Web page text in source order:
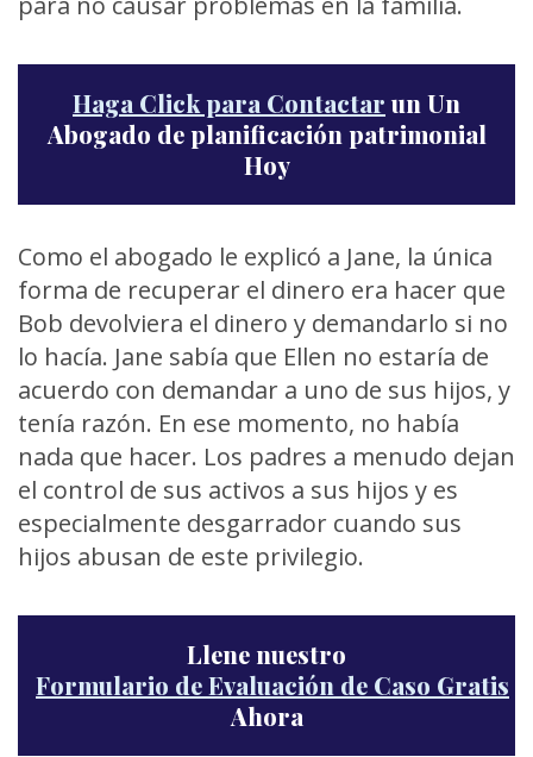
Haga Click para Contactar un Un
Abogado de planificación patrimonial
Hoy
Como el abogado le explicó a Jane, la única
forma de recuperar el dinero era hacer que
Bob devolviera el dinero y demandarlo si no
lo hacía. Jane sabía que Ellen no estaría de
acuerdo con demandar a uno de sus hijos, y
tenía razón. En ese momento, no había
nada que hacer. Los padres a menudo dejan
el control de sus activos a sus hijos y es
especialmente desgarrador cuando sus
hijos abusan de este privilegio.
Llene nuestro
Formulario de Evaluación de Caso Gratis
Ahora